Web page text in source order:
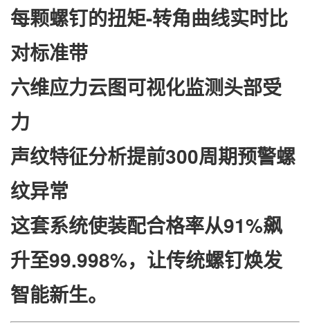
每颗螺钉的​​扭矩-转角曲线​​实时比
对标准带
​六维应力云图​​可视化监测头部受
力
​声纹特征分析​​提前300周期预警螺
纹异常
这套系统使装配合格率从91%飙
升至99.998%，让传统螺钉焕发
智能新生。